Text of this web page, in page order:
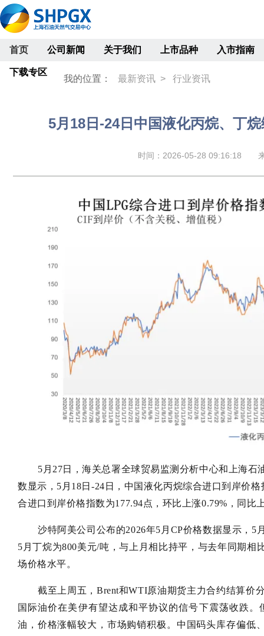
首页 公司新闻 关于我们 上市品种 入市指南
下载专区
我的位置： 最新资讯 > 行业资讯
5月18日-24日中国液化丙烷、丁
时间：2026-05-28 09:16:18
5月27日，海关总署全球贸易监测分析中心和上海
数显示，5月18日-24日，中国液化丙烷综合进口到岸价
合进口到岸价格指数为177.94点，环比上涨0.79%，同比
沙特阿美公司公布的2026年5月CP价格数据显示，
5月丁烷为800美元/吨，与上月相比持平，与去年同期相
场价格水平。
截至上周五，Brent和WTI原油期货主力合约结算价
国际油价在美伊有望达成和平协议的信号下震荡收跌
油，价格涨幅较大，市场购销积极。中国码头库存偏低